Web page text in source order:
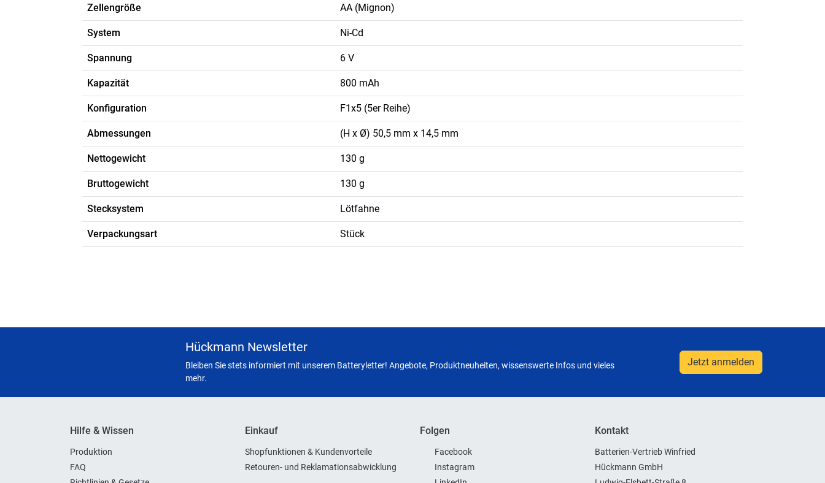
Zellengröße AA (Mignon)
System Ni-Cd
Spannung 6 V
Kapazität 800 mAh
Konfiguration F1x5 (5er Reihe)
Abmessungen (H x Ø) 50,5 mm x 14,5 mm
Nettogewicht 130 g
Bruttogewicht 130 g
Stecksystem Lötfahne
Verpackungsart Stück
Hückmann Newsletter
Bleiben Sie stets informiert mit unserem Batteryletter! Angebote, Produktneuheiten, wissenswerte Infos und vieles
mehr.
Jetzt anmelden
Hilfe & Wissen
Produktion
FAQ
Einkauf
Shopfunktionen & Kundenvorteile
Retouren- und Reklamationsabwicklung
Folgen
Facebook
Instagram
Kontakt
Batterien-Vertrieb Winfried
Hückmann GmbH